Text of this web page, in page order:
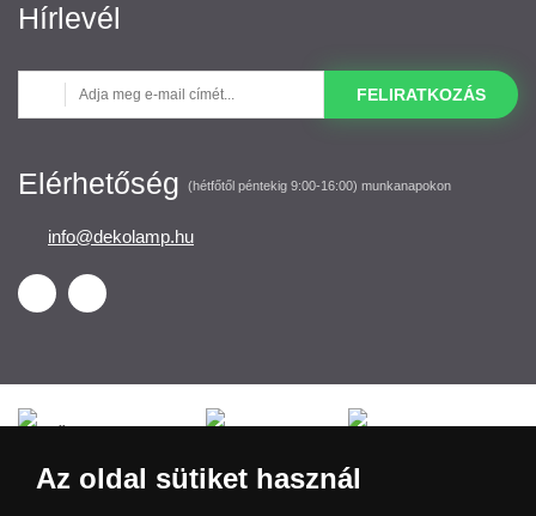
Hírlevél
FELIRATKOZÁS
Elérhetőség (hétfőtől péntekig 9:00-16:00) munkanapokon
info@dekolamp.hu
Az oldal sütiket használ